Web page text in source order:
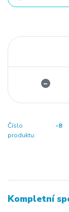
Číslo
produktu:
-8
Kompletní